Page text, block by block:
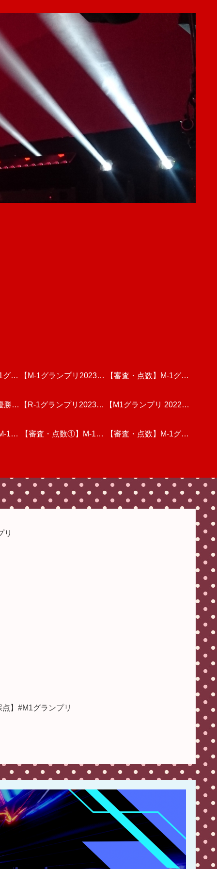
グラ
動
的な
【M-1グランプリ2023】
決勝戦を見た個人的な感
想と分析
【審査・点数】M-1グラ
ンプリ2023・3回戦(後
半)動画を視聴しての個
勝】
ラン
【R-1グランプリ2023】
ファイナリストのネタを
勝】
【M1グランプリ 2022】
決勝戦のリアルタイム順
【優勝の行方は】
1グ
的
【審査・点数①】M-1グ
動画を視聴しての個人的
【審査・点数】M-1グラ
半)動画を視聴しての個
リ
】#M1グランプリ